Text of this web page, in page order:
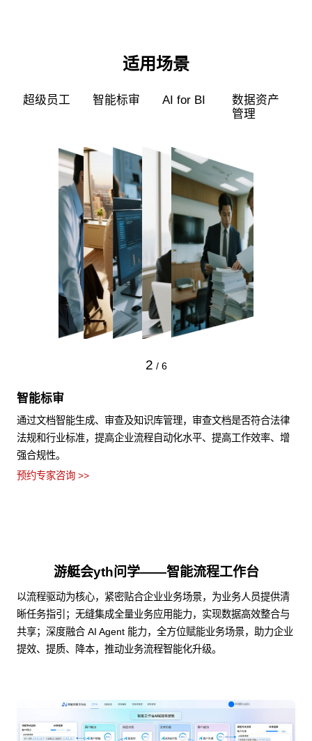
适用场景
超级员工 智能标审 AI for BI
数据资产
管理
2 / 6
智能标审
通过文档智能生成、审查及知识库管理，审查文档是否符合法律
法规和行业标准，提高企业流程自动化水平、提高工作效率、增
强合规性。
预约专家咨询 >>
游艇会yth问学——智能流程工作台
以流程驱动为核心，紧密贴合企业业务场景，为业务人员提供清
晰任务指引；无缝集成全量业务应用能力，实现数据高效整合与
共享；深度融合 AI Agent 能力，全方位赋能业务场景，助力企业
提效、提质、降本，推动业务流程智能化升级。